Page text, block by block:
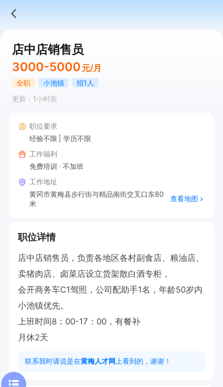
店中店销售员
3000-5000 元/月
全职 小池镇
招1人
更新：1小时前
职位要求
经验不限
学历不限
工作福利
免费培训
不加班
工作地址
黄冈市黄梅县步行街与精品南街交叉口东80
米
查看地图
职位详情
店中店销售员，负责各地区各村副食店、粮油店、
卖猪肉店、卤菜店设立货架散白酒专柜，
会开商务车C1驾照，公司配助手1名，年龄50岁内
小池镇优先。
上班时间8：00-17：00，有餐补
月休2天
联系我时请说是在黄梅人才网 上看到的，谢谢！